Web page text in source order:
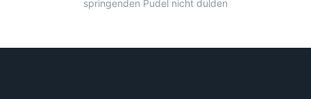
springenden Pudel nicht dulden